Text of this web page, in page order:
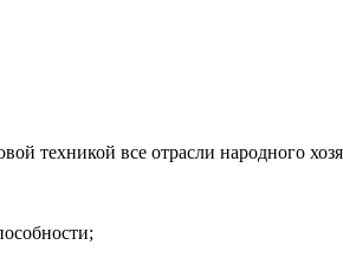
техникой все отрасли народного